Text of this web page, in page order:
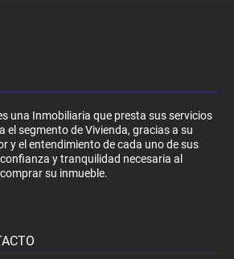
una Inmobiliaria que presta sus servicios
el segmento de Vivienda, gracias a su
y el entendimiento de cada uno de sus
y tranquilidad necesaria al
su inmueble.